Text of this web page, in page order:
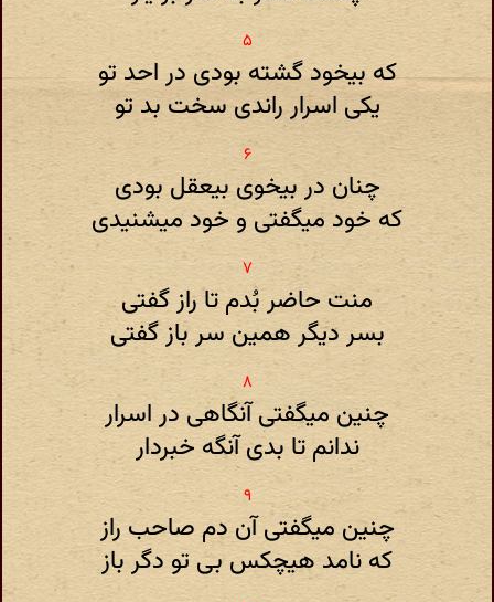
که بیخود گشته بودی در احد تو
یکی اسرار راندی سخت بد تو
چنان در بیخوی بیعقل بودی
که خود میگفتی و خود میشنیدی
منت حاضر بُدم تا راز گفتی
بسر دیگر همین سر باز گفتی
چنین میگفتی آنگاهی در اسرار
ندانم تا بدی آنگه خبردار
چنین میگفتی آن دم صاحب راز
که نامد هیچکس بی تو دگر باز